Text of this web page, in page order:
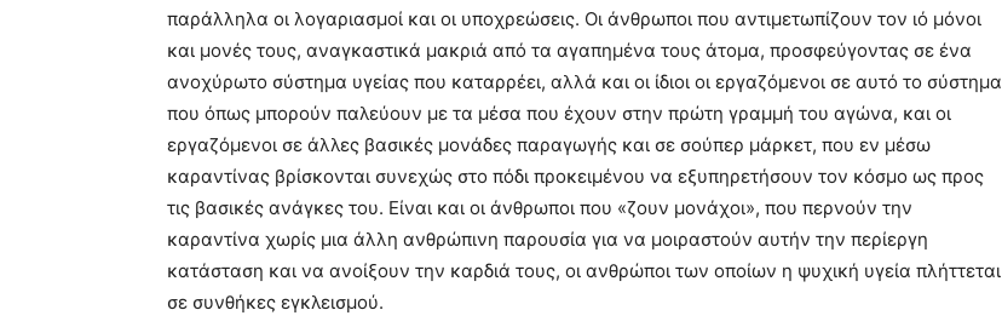
παράλληλα οι λογαριασμοί και οι υποχρεώσεις. Οι άνθρωποι που αντιμετωπίζουν τον ιό μόνοι
και μονές τους, αναγκαστικά μακριά από τα αγαπημένα τους άτομα, προσφεύγοντας σε ένα
ανοχύρωτο σύστημα υγείας που καταρρέει, αλλά και οι ίδιοι οι εργαζόμενοι σε αυτό το σύστημα
που όπως μπορούν παλεύουν με τα μέσα που έχουν στην πρώτη γραμμή του αγώνα, και οι
εργαζόμενοι σε άλλες βασικές μονάδες παραγωγής και σε σούπερ μάρκετ, που εν μέσω
καραντίνας βρίσκονται συνεχώς στο πόδι προκειμένου να εξυπηρετήσουν τον κόσμο ως προς
τις βασικές ανάγκες του. Είναι και οι άνθρωποι που «ζουν μονάχοι», που περνούν την
καραντίνα χωρίς μια άλλη ανθρώπινη παρουσία για να μοιραστούν αυτήν την περίεργη
κατάσταση και να ανοίξουν την καρδιά τους, οι ανθρώποι των οποίων η ψυχική υγεία πλήττεται
σε συνθήκες εγκλεισμού.